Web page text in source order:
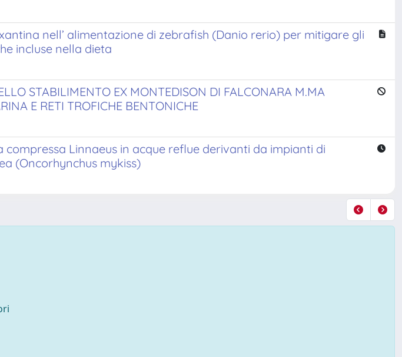
nell’ alimentazione di zebrafish (Danio rerio) per mitigare gli
incluse nella dieta
STABILIMENTO EX MONTEDISON DI FALCONARA M.MA
E RETI TROFICHE BENTONICHE
Linnaeus in acque reflue derivanti da impianti di
(Oncorhynchus mykiss)